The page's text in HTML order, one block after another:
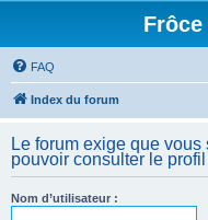
FAQ
Index du forum
Le forum exige que
pouvoir consulter le
Nom d’utilisateur :